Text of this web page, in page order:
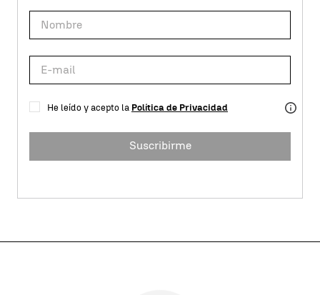
He leído y acepto la Política de Privacidad
Suscribirme